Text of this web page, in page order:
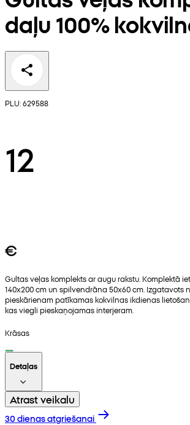
daļu 100%
PLU: 629588
12
€
Gultas veļas komplekts ar augu rakstu. Komplektā
140x200 cm un spilvendrāna 50x60 cm. Izgatavots
pieskārienam patīkamas kokvilnas ikdienas
kas viegli pieskaņojamas interjeram.
Krāsas
Detaļas
Atrast veikalu
30 dienas atgriešanai